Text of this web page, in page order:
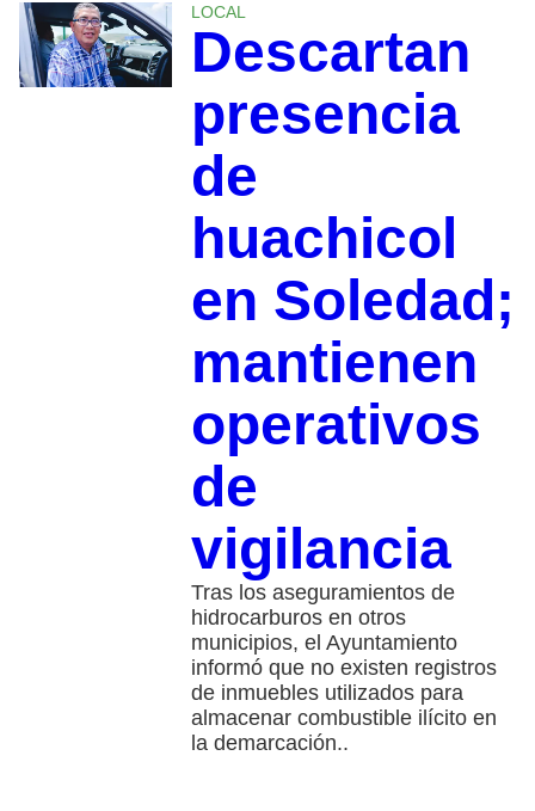
LOCAL
Descartan
presencia
de
huachicol
en Soledad;
mantienen
operativos
de
vigilancia
Tras los aseguramientos de
hidrocarburos en otros
municipios, el Ayuntamiento
informó que no existen registros
de inmuebles utilizados para
almacenar combustible ilícito en
la demarcación..